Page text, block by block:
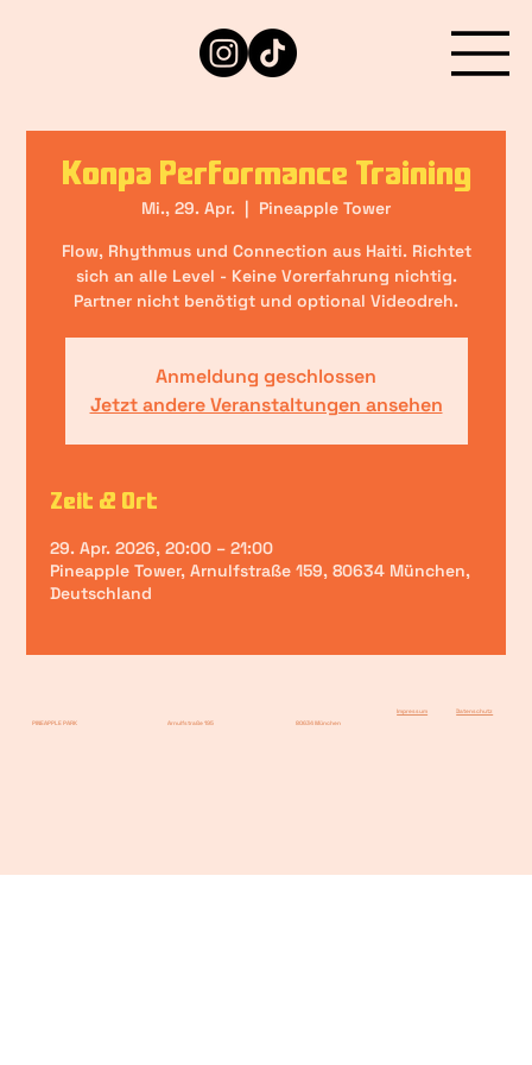
Konpa Performance Training
Mi., 29. Apr.
  |
Pineapple Tower
Flow, Rhythmus und Connection aus Haiti. Richtet
sich an alle Level - Keine Vorerfahrung nichtig.
Partner nicht benötigt und optional Videodreh.
Anmeldung geschlossen
Jetzt andere Veranstaltungen ansehen
Zeit & Ort
29. Apr. 2026, 20:00 – 21:00
Pineapple Tower, Arnulfstraße 159, 80634 München,
Deutschland
PINEAPPLE PARK Arnulfstraße 195 80634 München
Impressum Datenschutz